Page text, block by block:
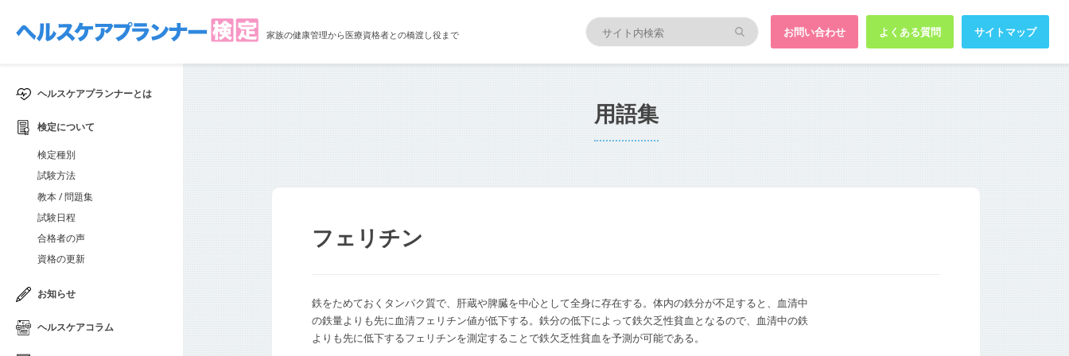
家族の健康管理から医療資格者との橋渡し役まで お問い合わせ よくある質問 サイトマップ
ヘルスケアプランナーとは
検定について
検定種別
試験方法
教本 / 問題集
試験日程
合格者の声
資格の更新
お知らせ
ヘルスケアコラム
用語集
フェリチン
鉄をためておくタンパク質で、肝蔵や脾臓を中心として全身に存在する。体内の鉄分が不足すると、血清中
の鉄量よりも先に血清フェリチン値が低下する。鉄分の低下によって鉄欠乏性貧血となるので、血清中の鉄
よりも先に低下するフェリチンを測定することで鉄欠乏性貧血を予測が可能である。